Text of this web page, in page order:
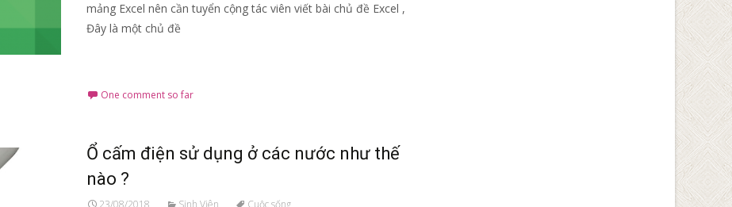
mảng Excel nên cần tuyển cộng tác viên viết bài chủ đề Excel ,
Đây là một chủ đề
One comment so far
Ổ cấm điện sử dụng ở các nước như thế
nào ?
23/08/2018 Sinh Viên Cuộc sống